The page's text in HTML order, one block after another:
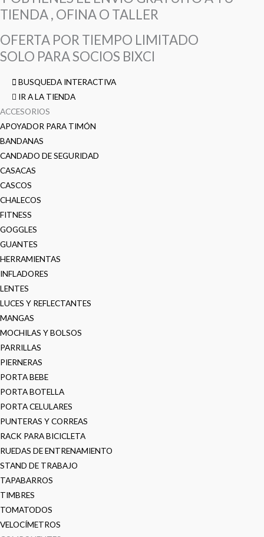
TIENDA , OFINA O TALLER
OFERTA POR TIEMPO LIMITADO
SOLO PARA SOCIOS BIXCI
BUSQUEDA INTERACTIVA
IR A LA TIENDA
ACCESORIOS
APOYADOR PARA TIMÓN
BANDANAS
CANDADO DE SEGURIDAD
CASACAS
CASCOS
CHALECOS
FITNESS
GOGGLES
GUANTES
HERRAMIENTAS
INFLADORES
LENTES
LUCES Y REFLECTANTES
MANGAS
MOCHILAS Y BOLSOS
PARRILLAS
PIERNERAS
PORTA BEBE
PORTA BOTELLA
PORTA CELULARES
PUNTERAS Y CORREAS
RACK PARA BICICLETA
RUEDAS DE ENTRENAMIENTO
STAND DE TRABAJO
TAPABARROS
TIMBRES
TOMATODOS
VELOCÍMETROS